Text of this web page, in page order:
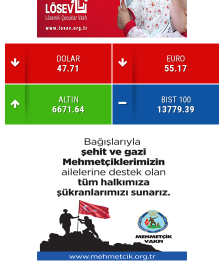
DOLAR
47.71
EURO
55.17
ALTIN
6671.64
BIST 100
13779.39